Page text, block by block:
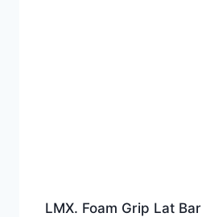
LMX. Foam Grip Lat Bar